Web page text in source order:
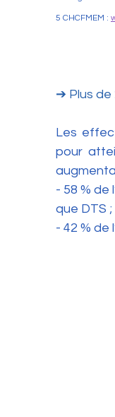
5 CHCFMEM :
➔ Plus de
Les
pour
- 58 %
que DTS ;
- 42 % de